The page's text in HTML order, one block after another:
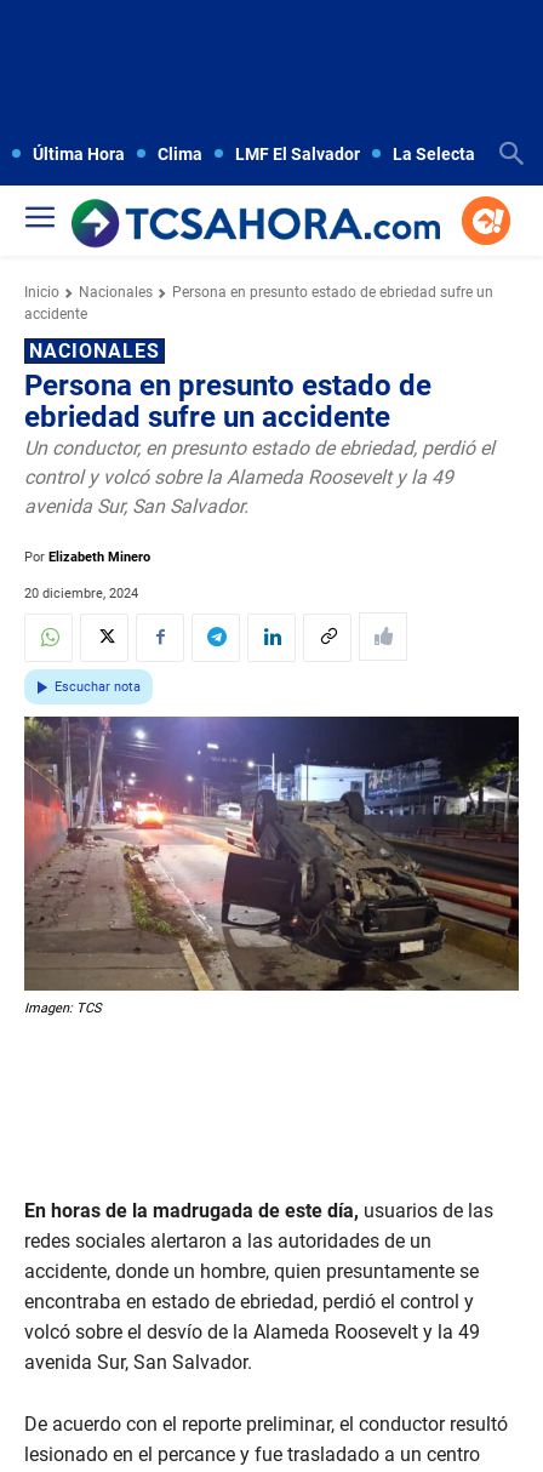
Última Hora Clima LMF El Salvador La Selecta
Inicio Nacionales
Persona en presunto estado de ebriedad sufre un
accidente
NACIONALES
Persona en presunto estado de
ebriedad sufre un accidente
Un conductor, en presunto estado de ebriedad, perdió el
control y volcó sobre la Alameda Roosevelt y la 49
avenida Sur, San Salvador.
Por Elizabeth Minero
20 diciembre, 2024
Escuchar nota
Imagen: TCS
En horas de la madrugada de este día, usuarios de las
redes sociales alertaron a las autoridades de un
accidente, donde un hombre, quien presuntamente se
encontraba en estado de ebriedad, perdió el control y
volcó sobre el desvío de la Alameda Roosevelt y la 49
avenida Sur, San Salvador.
De acuerdo con el reporte preliminar, el conductor resultó
lesionado en el percance y fue trasladado a un centro